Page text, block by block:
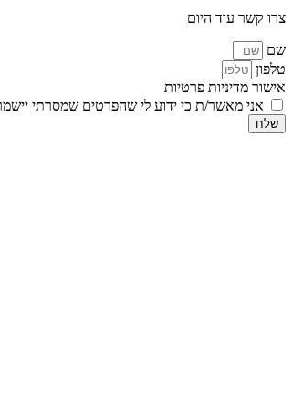
צרו קשר עוד היום
שם
טלפון
אישור מדיניות פרטיות
אני מאשר/ת כי ידוע לי שהפרטים שמסרתי יישמרו ויעובדו
שלח